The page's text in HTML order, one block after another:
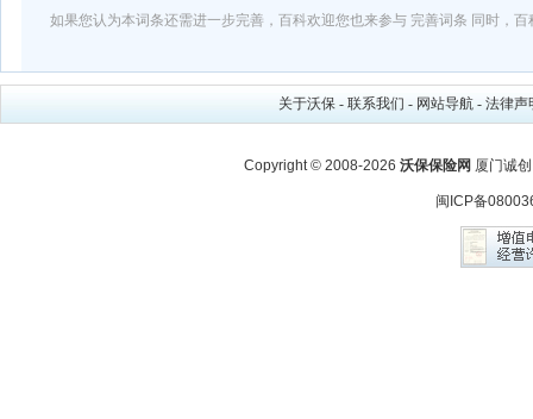
如果您认为本词条还需进一步完善，百科欢迎您也来参与 完善词条 同时，
关于沃保 - 联系我们 - 网站导航 - 法律声
Copyright © 2008-2026 沃保保险网 厦门诚
闽ICP备